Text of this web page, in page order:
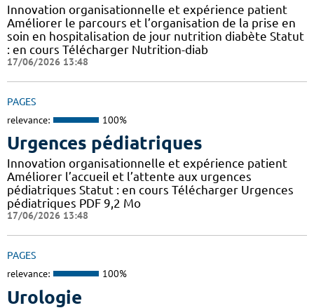
Innovation organisationnelle et expérience patient
Améliorer le parcours et l’organisation de la prise en
soin en hospitalisation de jour nutrition diabète Statut
: en cours Télécharger Nutrition-diab
17/06/2026 13:48
PAGES
relevance: 100%
Urgences pédiatriques
Innovation organisationnelle et expérience patient
Améliorer l’accueil et l’attente aux urgences
pédiatriques Statut : en cours Télécharger Urgences
pédiatriques PDF 9,2 Mo
17/06/2026 13:48
PAGES
relevance: 100%
Urologie